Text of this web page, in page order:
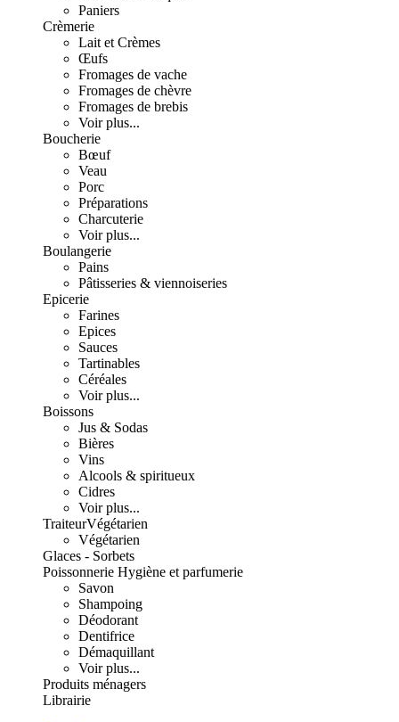
Paniers
Crèmerie
Lait et Crèmes
Œufs
Fromages de vache
Fromages de chèvre
Fromages de brebis
Voir plus...
Boucherie
Bœuf
Veau
Porc
Préparations
Charcuterie
Voir plus...
Boulangerie
Pains
Pâtisseries & viennoiseries
Epicerie
Farines
Epices
Sauces
Tartinables
Céréales
Voir plus...
Boissons
Jus & Sodas
Bières
Vins
Alcools & spiritueux
Cidres
Voir plus...
TraiteurVégétarien
Végétarien
Glaces - Sorbets
Poissonnerie Hygiène et parfumerie
Savon
Shampoing
Déodorant
Dentifrice
Démaquillant
Voir plus...
Produits ménagers
Librairie